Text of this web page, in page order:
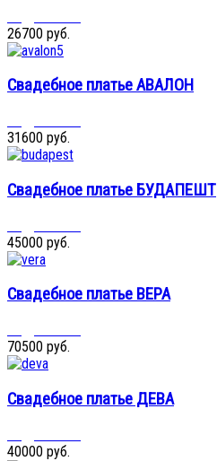
26700 руб.
Свадебное платье АВАЛОН
31600 руб.
Свадебное платье БУДАПЕШТ
45000 руб.
Свадебное платье ВЕРА
70500 руб.
Свадебное платье ДЕВА
40000 руб.